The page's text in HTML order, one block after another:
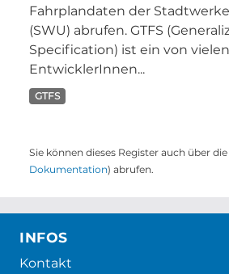
Fahrplandaten der
(SWU) abrufen. GTFS
Specification) ist ein von vielen
EntwicklerInnen...
GTFS
Sie können dieses Register auch über die
Dokumentation) abrufen.
INFOS
Kontakt